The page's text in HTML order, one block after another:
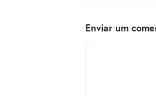
Enviar um